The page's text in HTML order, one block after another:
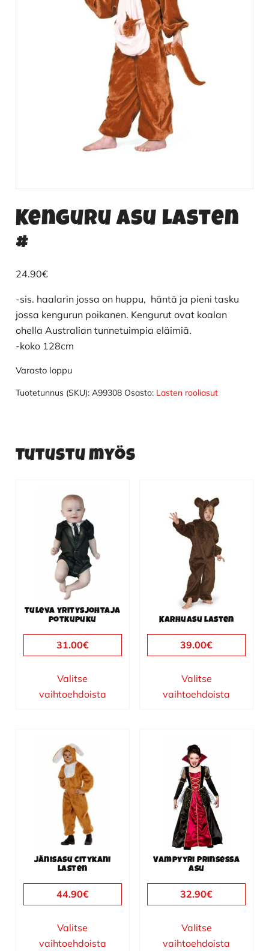
Kenguru asu lasten
#
24.90€
-sis. haalarin jossa on huppu, häntä ja pieni tasku
jossa kengurun poikanen. Kengurut ovat koalan
ohella Australian tunnetuimpia eläimiä.
-koko 128cm
Varasto loppu
Tuotetunnus (SKU): A99308 Osasto: Lasten rooliasut
Tutustu myös
Tuleva yritysjohtaja
potkupuku
31.00€
Valitse
vaihtoehdoista
tuotteella
useampi
muunnelma.
valinnat
tuotteen
sivulla.
Karhuasu lasten
39.00€
Valitse
vaihtoehdoista
tuotteella
muunnelma.
valinnat
tuotteen
sivulla.
Jänisasu citykani
lasten
44.90€
Valitse
vaihtoehdoista
tuotteella
useampi
muunnelma.
valinnat
tuotteen
sivulla.
Vampyyri Prinsessa
asu
32.90€
Valitse
vaihtoehdoista
tuotteella
useampi
muunnelma.
tehdä
valinnat
sivulla.